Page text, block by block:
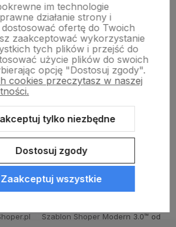
Szablon Shoper Modern 3.0™ od
im technologie
działanie strony i
dostosować ofertę do Twoich
zaakceptować wykorzystanie
tych plików i przejść do
użycie plików do swoich
opcję "Dostosuj zgody".
cookies przeczytasz w naszej
tylko niezbędne
Dostosuj zgody
Zaakceptuj wszystkie